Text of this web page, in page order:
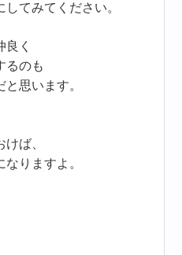
てみてください。
く
るのも
思います。
ば、
りますよ。